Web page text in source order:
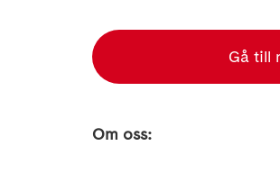
Gå till
Om oss: